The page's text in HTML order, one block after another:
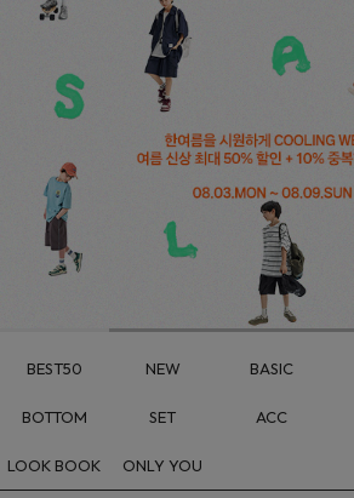
BEST50 NEW BASIC
BOTTOM SET ACC
LOOK BOOK ONLY YOU